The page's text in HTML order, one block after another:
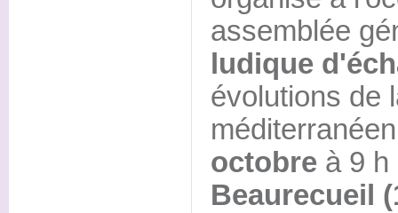
assemblée
ludique
évolutions de
octobreà 9 h
Beaurecueil